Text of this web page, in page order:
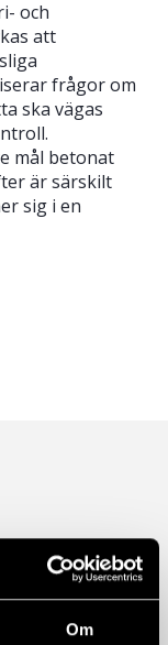
Om
och
att
frågor om
ska vägas
mål betonat
är särskilt
sig i en
den 11
2026